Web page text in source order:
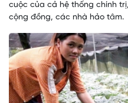
cuộc của cả hệ thống chính
cộng đồng, các nhà hảo tâm.